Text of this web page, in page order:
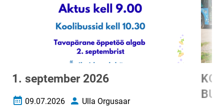
1. september 2026
Loomise kuupäev
09.07.2026 AutorUlla Orgusaar